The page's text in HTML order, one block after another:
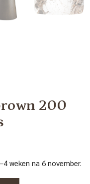
200
weken na 6 november.